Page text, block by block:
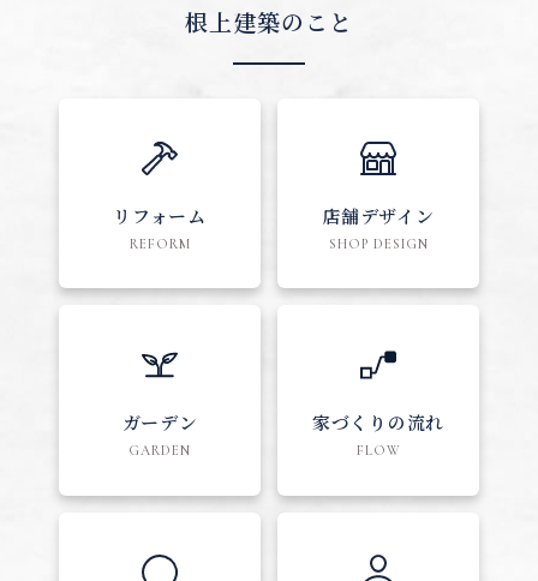
根上建築のこと
リフォーム
REFORM
店舗デザイン
SHOP DESIGN
ガーデン
GARDEN
家づくりの流れ
FLOW